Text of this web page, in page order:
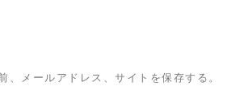
メールアドレス、サイトを保存する。